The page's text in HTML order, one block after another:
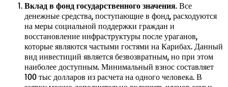
Вклад в фонд государственного значения. Все
денежные средства, поступающие в фонд, расходуются
на меры социальной поддержки граждан и
восстановление инфраструктуры после ураганов,
которые являются частыми гостями на Карибах. Данный
вид инвестиций является безвозвратным, но при этом
наиболее доступным. Минимальный взнос составляет
100 тыс долларов из расчета на одного человека. В